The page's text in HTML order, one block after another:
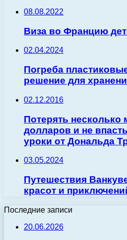
08.08.2022
Виза во Францию
02.04.2024
Погреба
решение для
02.12.2016
Потерять несколько
долларов и не
уроки от Дональда
03.05.2024
Путешествия
красот и
Последние записи
20.06.2026